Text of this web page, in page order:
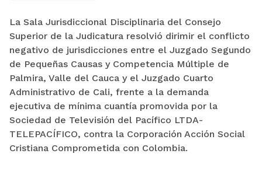
La Sala Jurisdiccional Disciplinaria del Consejo
Superior de la Judicatura resolvió dirimir el conflicto
negativo de jurisdicciones entre el Juzgado Segundo
de Pequeñas Causas y Competencia Múltiple de
Palmira, Valle del Cauca y el Juzgado Cuarto
Administrativo de Cali, frente a la demanda
ejecutiva de mínima cuantía promovida por la
Sociedad de Televisión del Pacífico LTDA-
TELEPACÍFICO, contra la Corporación Acción Social
Cristiana Comprometida con Colombia.